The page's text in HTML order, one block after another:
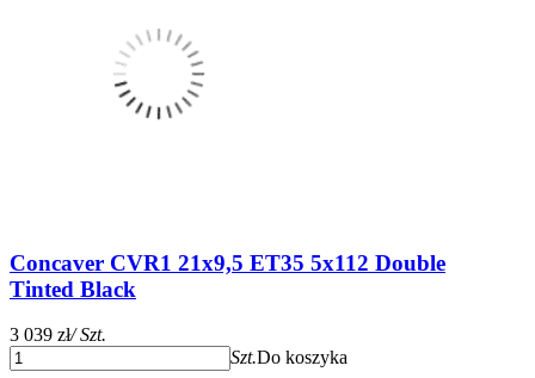
Concaver CVR1 21x9,5 ET35 5x112 Double
Tinted Black
3 039 zł/ Szt.
Szt.Do koszyka